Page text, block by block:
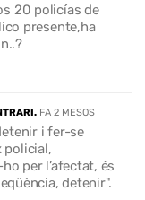
20 policías de
presente,ha
FA 2 MESOS
i fer-se
policial,
per l’afectat, és
detenir".